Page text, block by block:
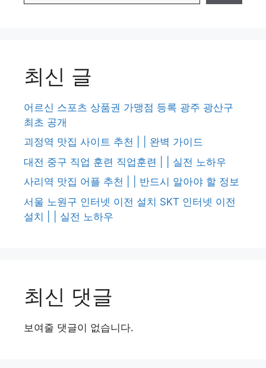
최신 글
어르신 스포츠 상품권 가맹점 등록 광주 광산구
최초 공개
괴정역 맛집 사이트 추천 | | 완벽 가이드
대전 중구 직업 훈련 직업훈련 | | 실전 노하우
사리역 맛집 어플 추천 | | 반드시 알아야 할 정보
서울 노원구 인터넷 이전 설치 SKT 인터넷 이전
설치 | | 실전 노하우
최신 댓글
보여줄 댓글이 없습니다.